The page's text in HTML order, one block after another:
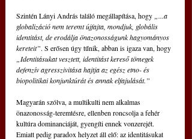
Szintén Lányi András találó megállapítása, hogy „...a
globalizáció nem teremt újfajta, mondjuk, globális
identitást, de erodálja önazonosságunk hagyományos
kereteit”. S erősen úgy tűnik, abban is igaza van, hogy
„Identitásukat vesztett, identitást kereső tömegek
defenzív agresszivitása hajtja az egész etno- és
biopolitikai konjunktúrát és annak elfajulását.”
Magyarán szólva, a multikulti nem alkalmas
önazonosság-teremtésre, ellenben roncsolja a fehér
kultúra dominanciáját, gyengíti ennek vonzerejét.
Emiatt pedig paradox helyzet áll elő: az identitásukat